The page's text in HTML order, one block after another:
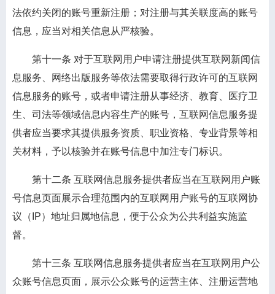
法依约关闭的账号重新注册；对注册与其关联度高的账号
信息，应当对相关信息从严核验。
第十一条 对于互联网用户申请注册提供互联网新闻信
息服务、网络出版服务等依法需要取得行政许可的互联网
信息服务的账号，或者申请注册从事经济、教育、医疗卫
生、司法等领域信息内容生产的账号，互联网信息服务提
供者应当要求其提供服务资质、职业资格、专业背景等相
关材料，予以核验并在账号信息中加注专门标识。
第十二条 互联网信息服务提供者应当在互联网用户账
号信息页面展示合理范围内的互联网用户账号的互联网协
议（IP）地址归属地信息，便于公众为公共利益实施监
督。
第十三条 互联网信息服务提供者应当在互联网用户公
众账号信息页面，展示公众账号的运营主体、注册运营地